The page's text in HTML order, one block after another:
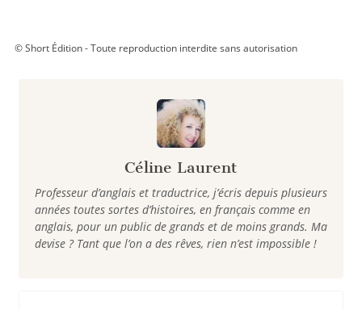
Céline Laurent
Professeur d’anglais et traductrice, j’écris depuis plusieurs
années toutes sortes d’histoires, en français comme en
anglais, pour un public de grands et de moins grands. Ma
devise ? Tant que l’on a des rêves, rien n’est impossible !
© Short Édition - Toute reproduction interdite sans autorisation